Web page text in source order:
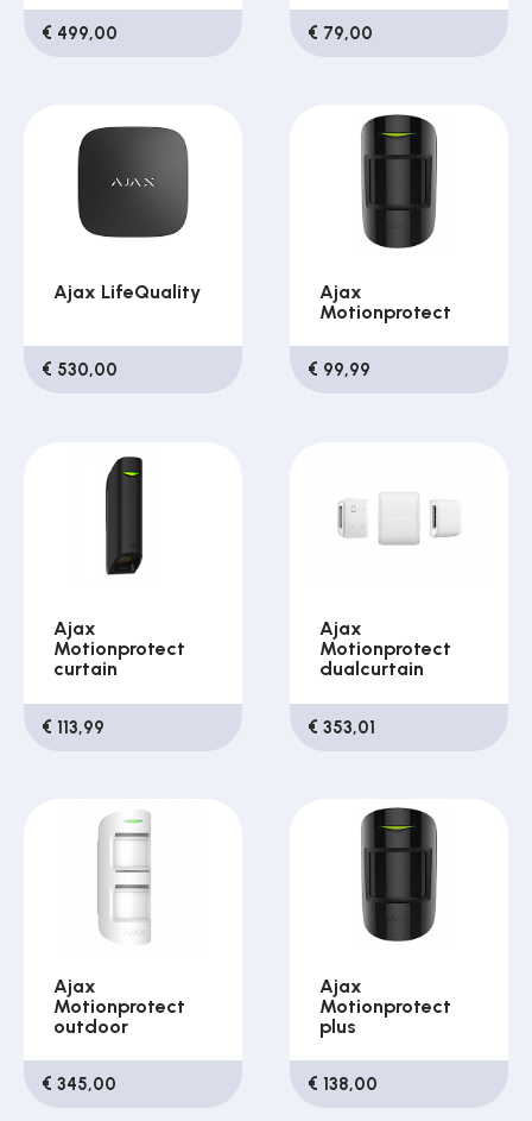
€ 499,00 € 79,00
Ajax LifeQuality
€ 530,00
Ajax
Motionprotect
€ 99,99
Ajax
Motionprotect
curtain
€ 113,99
Ajax
Motionprotect
dualcurtain
€ 353,01
Ajax
Motionprotect
outdoor
€ 345,00
Ajax
Motionprotect
plus
€ 138,00